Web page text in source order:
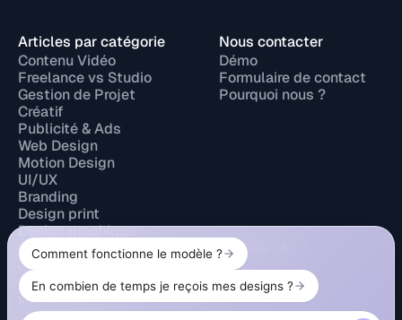
Articles par catégorie
Contenu Vidéo
Freelance vs Studio
Gestion de Projet
Créatif
Publicité & Ads
Web Design
Motion Design
UI/UX
Branding
Design print
Design graphique
Nous contacter
Démo
Formulaire de contact
Pourquoi nous ?
© 2026 Design Elite. Tous droits réservés
Politique de confidentialité
Mentions légales